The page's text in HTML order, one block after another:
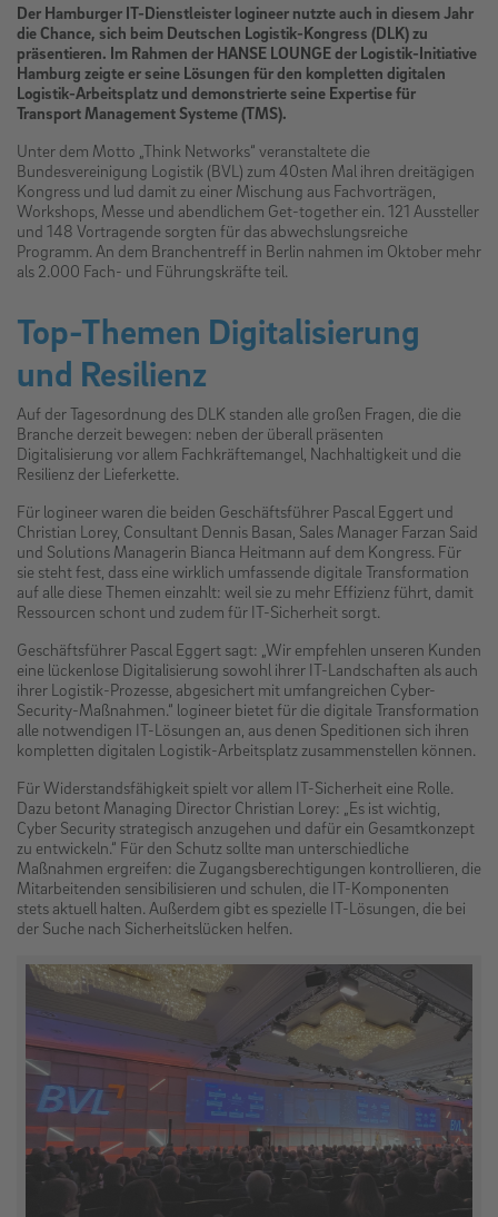
Der Hamburger IT-Dienstleister logineer nutzte auch in diesem Jahr
die Chance, sich beim Deutschen Logistik-Kongress (DLK) zu
präsentieren. Im Rahmen der HANSE LOUNGE der Logistik-Initiative
Hamburg zeigte er seine Lösungen für den kompletten digitalen
Logistik-Arbeitsplatz und demonstrierte seine Expertise für
Transport Management Systeme (TMS).
Unter dem Motto „Think Networks“ veranstaltete die
Bundesvereinigung Logistik (BVL) zum 40sten Mal ihren dreitägigen
Kongress und lud damit zu einer Mischung aus Fachvorträgen,
Workshops, Messe und abendlichem Get-together ein. 121 Aussteller
und 148 Vortragende sorgten für das abwechslungsreiche
Programm. An dem Branchentreff in Berlin nahmen im Oktober mehr
als 2.000 Fach- und Führungskräfte teil.
Top-Themen Digitalisierung
und Resilienz
Auf der Tagesordnung des DLK standen alle großen Fragen, die die
Branche derzeit bewegen: neben der überall präsenten
Digitalisierung vor allem Fachkräftemangel, Nachhaltigkeit und die
Resilienz der Lieferkette.
Für logineer waren die beiden Geschäftsführer Pascal Eggert und
Christian Lorey, Consultant Dennis Basan, Sales Manager Farzan Said
und Solutions Managerin Bianca Heitmann auf dem Kongress. Für
sie steht fest, dass eine wirklich umfassende digitale Transformation
auf alle diese Themen einzahlt: weil sie zu mehr Effizienz führt, damit
Ressourcen schont und zudem für IT-Sicherheit sorgt.
Geschäftsführer Pascal Eggert sagt: „Wir empfehlen unseren Kunden
eine lückenlose Digitalisierung sowohl ihrer IT-Landschaften als auch
ihrer Logistik-Prozesse, abgesichert mit umfangreichen Cyber-
Security-Maßnahmen.“ logineer bietet für die digitale Transformation
alle notwendigen IT-Lösungen an, aus denen Speditionen sich ihren
kompletten digitalen Logistik-Arbeitsplatz zusammenstellen können.
Für Widerstandsfähigkeit spielt vor allem IT-Sicherheit eine Rolle.
Dazu betont Managing Director Christian Lorey: „Es ist wichtig,
Cyber Security strategisch anzugehen und dafür ein Gesamtkonzept
zu entwickeln.“ Für den Schutz sollte man unterschiedliche
Maßnahmen ergreifen: die Zugangsberechtigungen kontrollieren, die
Mitarbeitenden sensibilisieren und schulen, die IT-Komponenten
stets aktuell halten. Außerdem gibt es spezielle IT-Lösungen, die bei
der Suche nach Sicherheitslücken helfen.